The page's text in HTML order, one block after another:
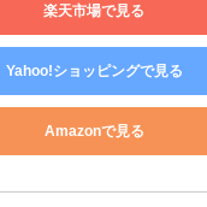
楽天市場で見る
Yahoo!ショッピングで見る
Amazonで見る